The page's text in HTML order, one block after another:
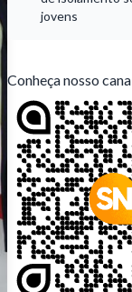
jovens
Conheça nosso